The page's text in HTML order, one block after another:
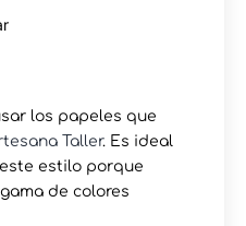
los papeles que
Taller. Es ideal
estilo porque
de colores